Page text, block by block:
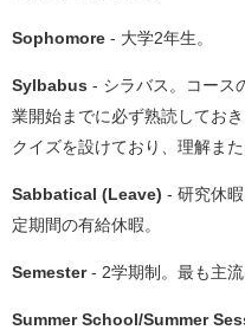
Sophomore - 大学2年生。
Sylbabus - シラバス。コース
業開始までに必ず熟読してお
クイズを設けており、理解ま
Sabbatical (Leave) - 研究休
定期間の有給休暇。
Semester- 2学期制。最も主流
Summer School/Summer